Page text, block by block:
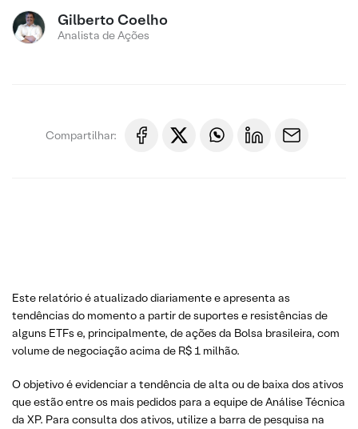
Gilberto Coelho
Analista de Ações
Compartilhar:
Este relatório é atualizado diariamente e apresenta as
tendências do momento a partir de suportes e resistências de
alguns ETFs e, principalmente, de ações da Bolsa brasileira, com
volume de negociação acima de R$ 1 milhão.
O objetivo é evidenciar a tendência de alta ou de baixa dos ativos
que estão entre os mais pedidos para a equipe de Análise Técnica
da XP. Para consulta dos ativos, utilize a barra de pesquisa na